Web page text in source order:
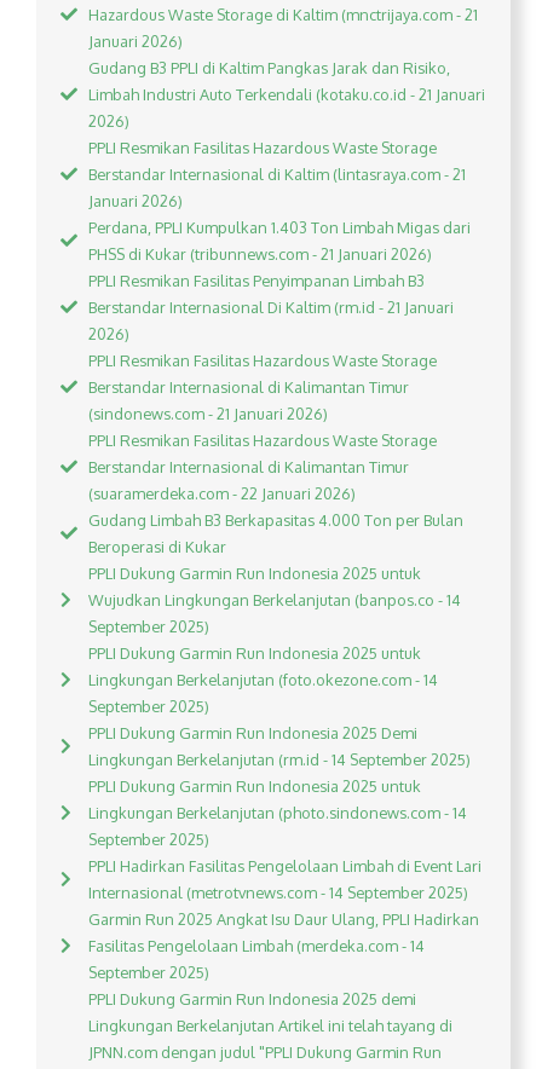
Hazardous Waste Storage di Kaltim (mnctrijaya.com - 21
Januari 2026)
Gudang B3 PPLI di Kaltim Pangkas Jarak dan Risiko,
Limbah Industri Auto Terkendali (kotaku.co.id - 21 Januari
2026)
PPLI Resmikan Fasilitas Hazardous Waste Storage
Berstandar Internasional di Kaltim (lintasraya.com - 21
Januari 2026)
Perdana, PPLI Kumpulkan 1.403 Ton Limbah Migas dari
PHSS di Kukar (tribunnews.com - 21 Januari 2026)
PPLI Resmikan Fasilitas Penyimpanan Limbah B3
Berstandar Internasional Di Kaltim (rm.id - 21 Januari
2026)
PPLI Resmikan Fasilitas Hazardous Waste Storage
Berstandar Internasional di Kalimantan Timur
(sindonews.com - 21 Januari 2026)
PPLI Resmikan Fasilitas Hazardous Waste Storage
Berstandar Internasional di Kalimantan Timur
(suaramerdeka.com - 22 Januari 2026)
Gudang Limbah B3 Berkapasitas 4.000 Ton per Bulan
Beroperasi di Kukar
PPLI Dukung Garmin Run Indonesia 2025 untuk
Wujudkan Lingkungan Berkelanjutan (banpos.co - 14
September 2025)
PPLI Dukung Garmin Run Indonesia 2025 untuk
Lingkungan Berkelanjutan (foto.okezone.com - 14
September 2025)
PPLI Dukung Garmin Run Indonesia 2025 Demi
Lingkungan Berkelanjutan (rm.id - 14 September 2025)
PPLI Dukung Garmin Run Indonesia 2025 untuk
Lingkungan Berkelanjutan (photo.sindonews.com - 14
September 2025)
PPLI Hadirkan Fasilitas Pengelolaan Limbah di Event Lari
Internasional (metrotvnews.com - 14 September 2025)
Garmin Run 2025 Angkat Isu Daur Ulang, PPLI Hadirkan
Fasilitas Pengelolaan Limbah (merdeka.com - 14
September 2025)
PPLI Dukung Garmin Run Indonesia 2025 demi
Lingkungan Berkelanjutan Artikel ini telah tayang di
JPNN.com dengan judul "PPLI Dukung Garmin Run